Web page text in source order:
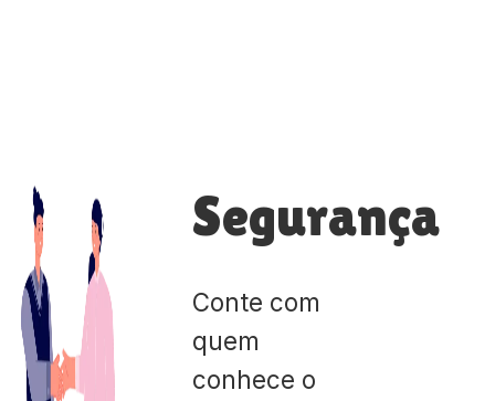
Segurança
Conte com
quem
conhece o